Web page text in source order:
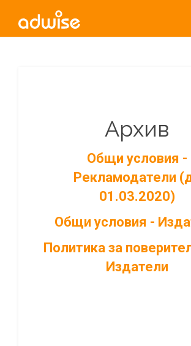
Архив
Общи условия -
Рекламодатели
01.03.2020)
Общи условия -
Политика за
Издатели